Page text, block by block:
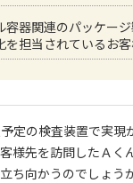
容器関連のパッケージ
を担当されているお
定の検査装置で実現
様先を訪問したＡく
ち向かうのでしょう